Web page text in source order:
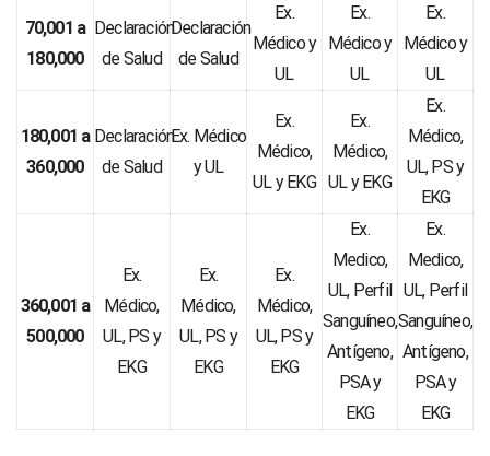
70,001 a
180,000
Declaración
de Salud
Declaración
de Salud
Ex.
Médico y
UL
Ex.
Médico y
UL
Ex.
Médico y
UL
180,001 a
360,000
Declaración
de Salud
Ex. Médico
y UL
Ex.
Médico,
UL y EKG
Ex.
Médico,
UL y EKG
Ex.
Médico,
UL, PS y
EKG
360,001 a
500,000
Ex.
Médico,
UL, PS y
EKG
Ex.
Médico,
UL, PS y
EKG
Ex.
Médico,
UL, PS y
EKG
Ex.
Medico,
UL, Perfil
Sanguíneo,
Antígeno,
PSA y
EKG
Ex.
Medico,
UL, Perfil
Sanguíneo,
Antígeno,
PSA y
EKG